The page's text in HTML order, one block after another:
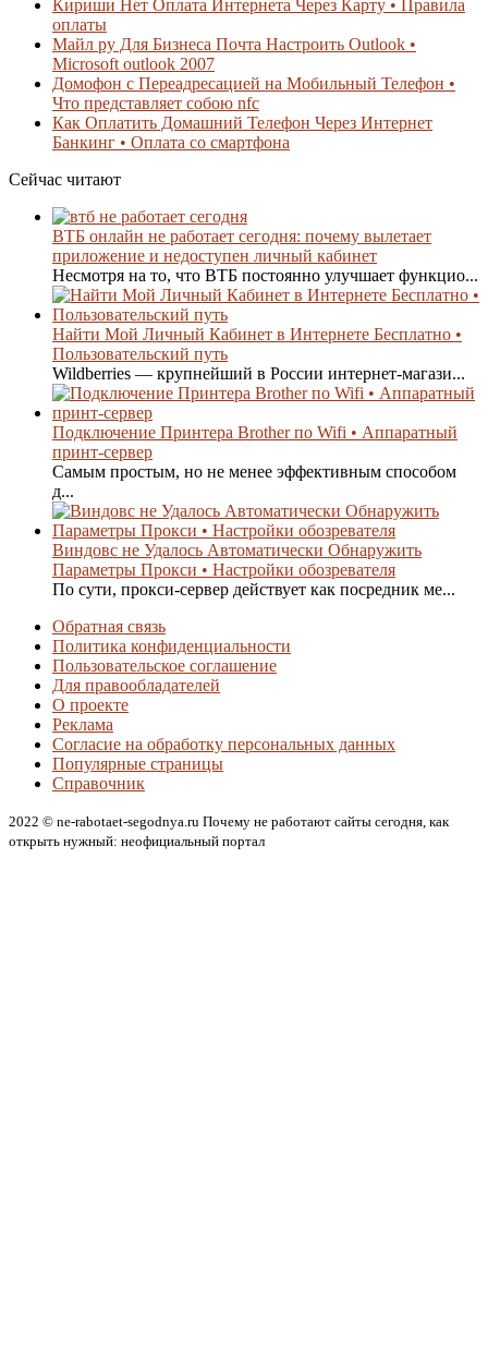
Кириши Нет Оплата Интернета Через Карту • Правила
оплаты
Майл ру Для Бизнеса Почта Настроить Outlook •
Microsoft outlook 2007
Домофон с Переадресацией на Мобильный Телефон •
Что представляет собою nfc
Как Оплатить Домашний Телефон Через Интернет
Банкинг • Оплата со смартфона
Сейчас читают
ВТБ онлайн не работает сегодня: почему вылетает
приложение и недоступен личный кабинет
Несмотря на то, что ВТБ постоянно улучшает функцио...
Найти Мой Личный Кабинет в Интернете Бесплатно •
Пользовательский путь
Wildberries — крупнейший в России интернет-магази...
Подключение Принтера Brother по Wifi • Аппаратный
принт-сервер
Самым простым, но не менее эффективным способом
д...
Виндовс не Удалось Автоматически Обнаружить
Параметры Прокси • Настройки обозревателя
По сути, прокси-сервер действует как посредник ме...
Обратная связь
Политика конфиденциальности
Пользовательское соглашение
Для правообладателей
О проекте
Реклама
Согласие на обработку персональных данных
Популярные страницы
Справочник
2022 © ne-rabotaet-segodnya.ru Почему не работают сайты сегодня, как
открыть нужный: неофициальный портал